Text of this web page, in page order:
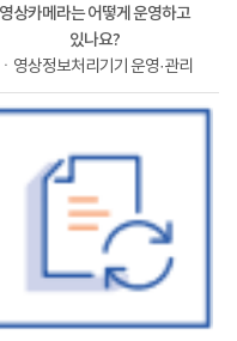
영상카메라는 어떻게 운영하고
있나요?
ㆍ영상정보처리기기 운영·관리